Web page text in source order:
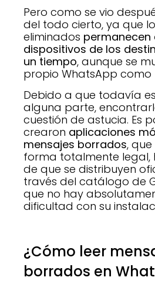
Pero como se vio
del todo cierto, ya que
eliminados permanecen
dispositivos de los
un tiempo, aunque se
propio WhatsApp
Debido a que todavía
alguna parte,
cuestión de astucia. Es
crearon aplicaciones
mensajes borrados,
forma totalmente legal,
de que se distribuyen
través del catálogo de
que no hay
dificultad con su
¿Cómo leer
borrados en